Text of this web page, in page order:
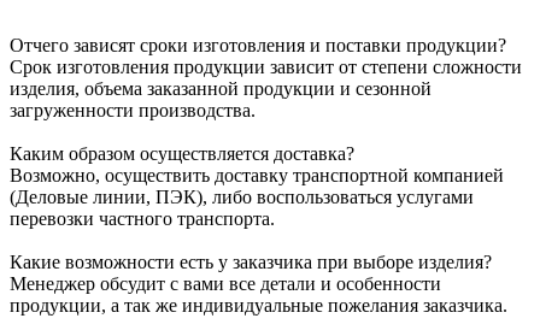
Отчего зависят сроки изготовления и поставки продукции?
Срок изготовления продукции зависит от степени сложности
изделия, объема заказанной продукции и сезонной
загруженности производства.
Каким образом осуществляется доставка?
Возможно, осуществить доставку транспортной компанией
(Деловые линии, ПЭК), либо воспользоваться услугами
перевозки частного транспорта.
Какие возможности есть у заказчика при выборе изделия?
Менеджер обсудит с вами все детали и особенности
продукции, а так же индивидуальные пожелания заказчика.